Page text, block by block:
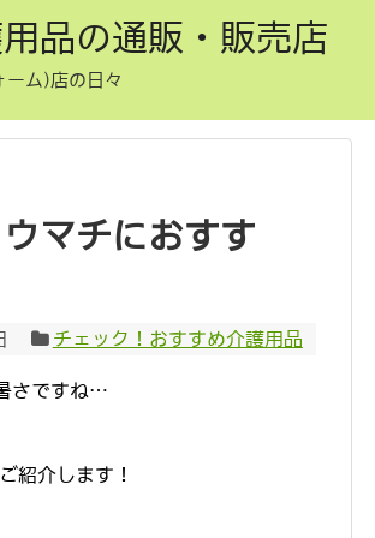
品の通販・販売店
ーム)店の日々
マチにおすす
チェック！おすすめ介護用品
さですね…
紹介します！